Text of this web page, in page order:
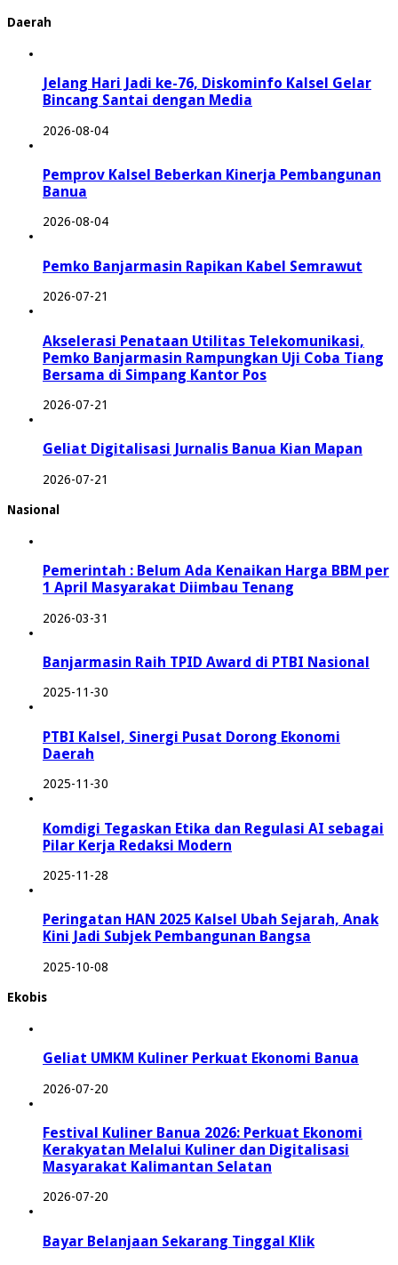
Daerah
Jelang Hari Jadi ke-76, Diskominfo Kalsel Gelar
Bincang Santai dengan Media
2026-08-04
Pemprov Kalsel Beberkan Kinerja Pembangunan
Banua
2026-08-04
Pemko Banjarmasin Rapikan Kabel Semrawut
2026-07-21
Akselerasi Penataan Utilitas Telekomunikasi,
Pemko Banjarmasin Rampungkan Uji Coba Tiang
Bersama di Simpang Kantor Pos
2026-07-21
Geliat Digitalisasi Jurnalis Banua Kian Mapan
2026-07-21
Nasional
Pemerintah : Belum Ada Kenaikan Harga BBM per
1 April Masyarakat Diimbau Tenang
2026-03-31
Banjarmasin Raih TPID Award di PTBI Nasional
2025-11-30
PTBI Kalsel, Sinergi Pusat Dorong Ekonomi
Daerah
2025-11-30
Komdigi Tegaskan Etika dan Regulasi AI sebagai
Pilar Kerja Redaksi Modern
2025-11-28
Peringatan HAN 2025 Kalsel Ubah Sejarah, Anak
Kini Jadi Subjek Pembangunan Bangsa
2025-10-08
Ekobis
Geliat UMKM Kuliner Perkuat Ekonomi Banua
2026-07-20
Festival Kuliner Banua 2026: Perkuat Ekonomi
Kerakyatan Melalui Kuliner dan Digitalisasi
Masyarakat Kalimantan Selatan
2026-07-20
Bayar Belanjaan Sekarang Tinggal Klik